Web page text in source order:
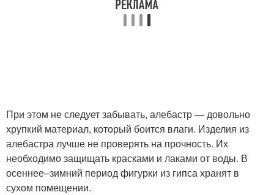
При этом не следует забывать, алебастр — довольно
хрупкий материал, который боится влаги. Изделия из
алебастра лучше не проверять на прочность. Их
необходимо защищать красками и лаками от воды. В
осеннее–зимний период фигурки из гипса хранят в
сухом помещении.